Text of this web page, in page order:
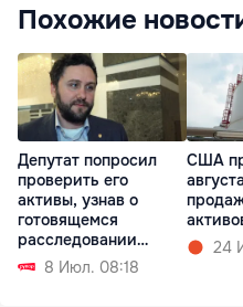
Похожие
Депутат попросил
проверить его
активы, узнав о
готовящемся
расследовании
журналистов
8 Июл. 08:18
США
24